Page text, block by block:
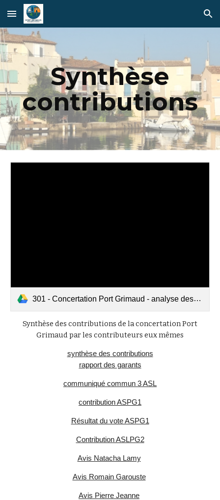
Skip to main content Skip to navigation
Synthèse
contributions
301 - Concertation Port Grimaud - analyse des contributions v1.5.pdf
Synthèse des contributions de la concertation Port
Grimaud par les contributeurs eux mêmes
synthèse des contributions
rapport des garants
communiqué commun 3 ASL
contribution ASPG1
Résultat du vote ASPG1
Contribution ASLPG2
Avis Natacha Lamy
Avis Romain Garouste
Avis Pierre Jeanne